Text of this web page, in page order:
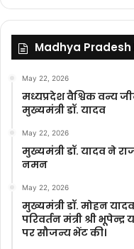
Madhya Pradesh
May 22, 2026
मध्यप्रदेश वैश्विक वन्य
मुख्यमंत्री डॉ. यादव
May 22, 2026
मुख्यमंत्री डॉ. यादव ने
नमन
May 22, 2026
मुख्यमंत्री डॉ. मोहन
परिवर्तन मंत्री श्री
पर सौजन्य भेंट की।